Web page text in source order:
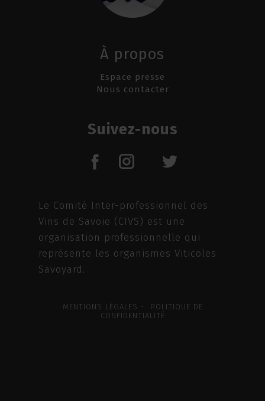
À propos
Espace presse
Nous contacter
Suivez-nous
Le Comité Inter-professionnel des
Vins de Savoie (CIVS) est une
organisation professionnelle qui
représente les organismes Viticoles
Savoyard.
MENTIONS LÉGALES - POLITIQUE DE
CONFIDENTIALITÉ